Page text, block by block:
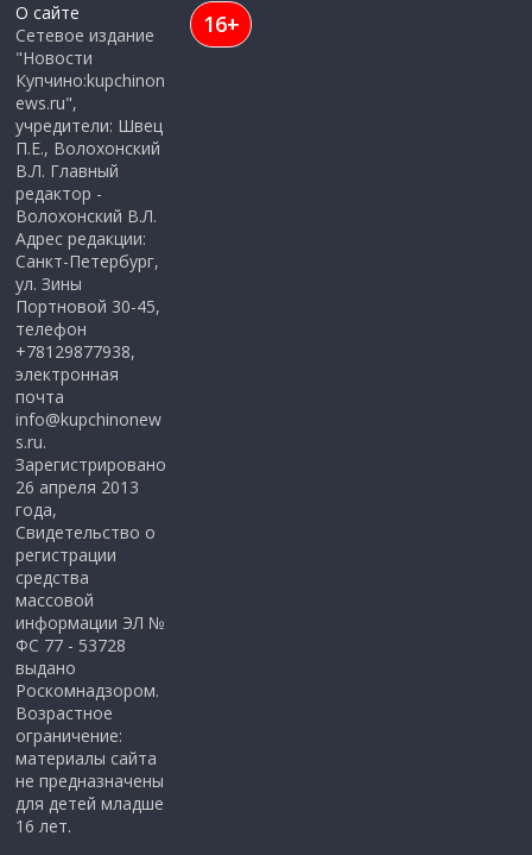
О сайте
Сетевое издание
"Новости
Купчино:kupchinon
ews.ru",
учредители: Швец
П.Е., Волохонский
В.Л. Главный
редактор -
Волохонский В.Л.
Адрес редакции:
Санкт-Петербург,
ул. Зины
Портновой 30-45,
телефон
+78129877938,
электронная
почта
info@kupchinonew
s.ru.
Зарегистрировано
26 апреля 2013
года,
Свидетельство о
регистрации
средства
массовой
информации ЭЛ №
ФС 77 - 53728
выдано
Роскомнадзором.
Возрастное
ограничение:
материалы сайта
не предназначены
для детей младше
16 лет.
16+